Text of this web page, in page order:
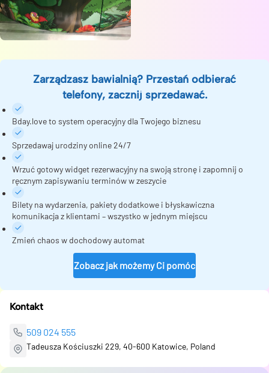
Zarządzasz bawialnią? Przestań odbierać
telefony, zacznij sprzedawać.
Bday.love to system operacyjny dla Twojego biznesu
Sprzedawaj urodziny online 24/7
Wrzuć gotowy widget rezerwacyjny na swoją stronę i zapomnij o
ręcznym zapisywaniu terminów w zeszycie
Bilety na wydarzenia, pakiety dodatkowe i błyskawiczna
komunikacja z klientami – wszystko w jednym miejscu
Zmień chaos w dochodowy automat
Zobacz jak możemy Ci pomóc
Kontakt
509 024 555
Tadeusza Kościuszki 229, 40-600 Katowice, Poland